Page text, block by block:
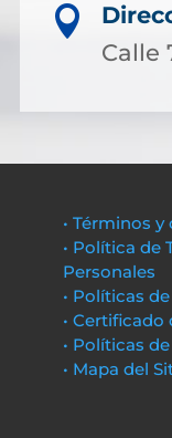

Calle
• Términos
• Política de
Personales
• Políticas
•
• Políticas
• Mapa del